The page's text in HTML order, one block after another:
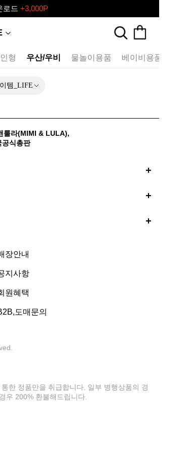
로드+3,000P
인형 우산/우비 물놀이용품 베이비용품
템_LIFE
룰라(MIMI & LULA),
공식총판
장안내
지사항
원혜택
도매문의
한 정품만을 취급합니다. 일부 병행상품의 경
우 200% 환불해드립니다.